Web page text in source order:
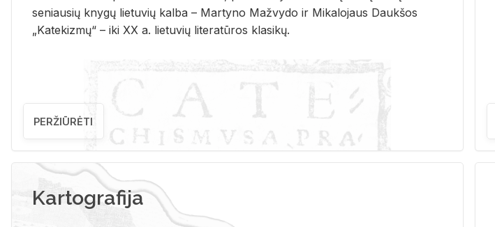
se­niau­sių kny­gų lie­tu­vių kal­ba – Mar­ty­no Ma­žvy­do ir Mi­ka­lo­jaus Dauk­šos
„Ka­te­kiz­mų“ – iki XX a. lie­tu­vių li­te­ra­tū­ros kla­si­kų.
PERŽIŪRĖTI
Kartografija